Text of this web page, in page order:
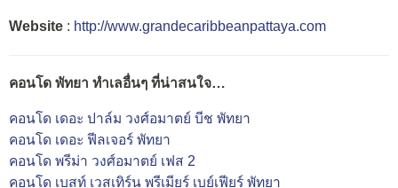
Website : http://www.grandecaribbeanpattaya.com
คอนโด พัทยา ทำเลอื่นๆ ที่น่าสนใจ…
คอนโด เดอะ ปาล์ม วงศ์อมาตย์ บีช พัทยา
คอนโด เดอะ ฟีลเจอร์ พัทยา
คอนโด พรีม่า วงศ์อมาตย์ เฟส 2
คอนโด เบสท์ เวสเทิร์น พรีเมียร์ เบย์เฟียร์ พัทยา